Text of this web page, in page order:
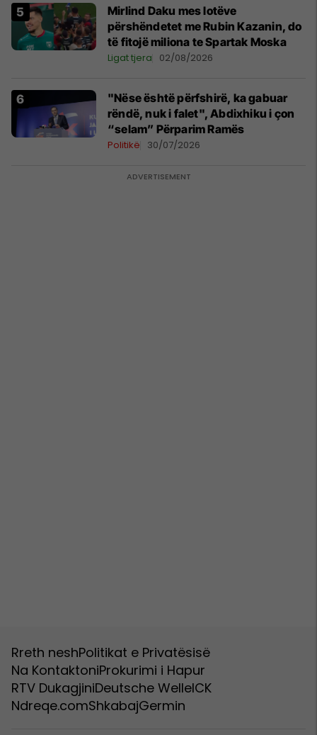
Mirlind Daku mes lotëve
përshëndetet me Rubin Kazanin, do
të fitojë miliona te Spartak Moska
Ligat tjera 02/08/2026
"Nëse është përfshirë, ka gabuar
rëndë, nuk i falet", Abdixhiku i çon
“selam” Përparim Ramës
Politikë 30/07/2026
Rreth neshPolitikat e Privatësisë
Na KontaktoniProkurimi i Hapur
RTV DukagjiniDeutsche WelleICK
Ndreqe.comShkabajGermin